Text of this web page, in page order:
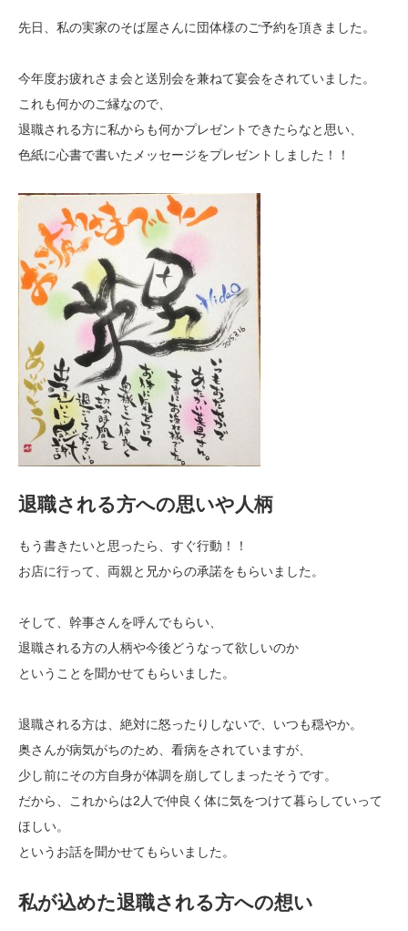
先日、私の実家のそば屋さんに団体様のご予約を頂きました。
今年度お疲れさま会と送別会を兼ねて宴会をされていました。
これも何かのご縁なので、
退職される方に私からも何かプレゼントできたらなと思い、
色紙に心書で書いたメッセージをプレゼントしました！！
退職される方への思いや人柄
もう書きたいと思ったら、すぐ行動！！
お店に行って、両親と兄からの承諾をもらいました。
そして、幹事さんを呼んでもらい、
退職される方の人柄や今後どうなって欲しいのか
ということを聞かせてもらいました。
退職される方は、絶対に怒ったりしないで、いつも穏やか。
奥さんが病気がちのため、看病をされていますが、
少し前にその方自身が体調を崩してしまったそうです。
だから、これからは2人で仲良く体に気をつけて暮らしていって
ほしい。
というお話を聞かせてもらいました。
私が込めた退職される方への想い